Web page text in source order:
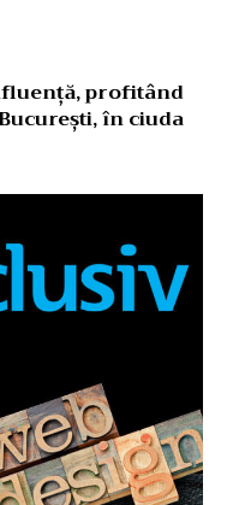
profitând
în ciuda